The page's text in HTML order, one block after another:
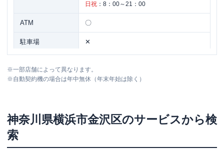
日祝 ： 8：00～21：00
ATM 〇
駐車場 ✕
※一部店舗によって異なります。
※自動契約機の場合は年中無休（年末年始は除く）
神奈川県横浜市金沢区のサービスから検
索